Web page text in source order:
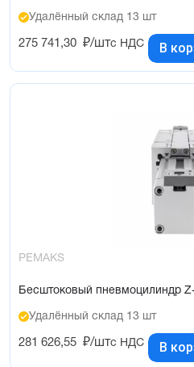
Удалённый склад 13 шт
275 741,30 ₽/штс НДС В
PEMAKS
Бесштоковый пневмоцилиндр
Удалённый склад 13 шт
281 626,55 ₽/штс НДС В